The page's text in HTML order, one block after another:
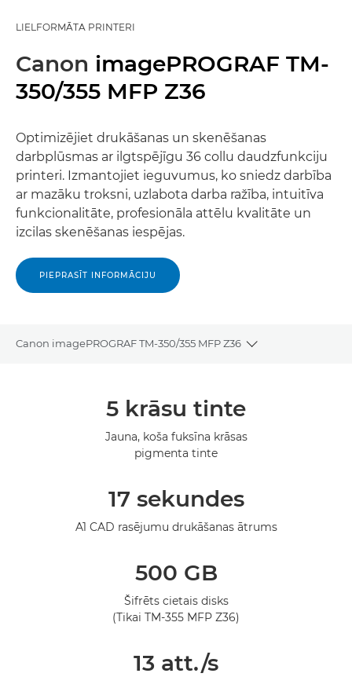
LIELFORMĀTA PRINTERI
Canon imagePROGRAF TM-
350/355 MFP Z36
Optimizējiet drukāšanas un skenēšanas
darbplūsmas ar ilgtspējīgu 36 collu daudzfunkciju
printeri. Izmantojiet ieguvumus, ko sniedz darbība
ar mazāku troksni, uzlabota darba ražība, intuitīva
funkcionalitāte, profesionāla attēlu kvalitāte un
izcilas skenēšanas iespējas.
PIEPRASĪT INFORMĀCIJU
Canon imagePROGRAF TM-350/355 MFP Z36
Toggle
5 krāsu tinte
Jauna, koša fuksīna krāsas
pigmenta tinte
17 sekundes
A1 CAD rasējumu drukāšanas ātrums
500 GB
Šifrēts cietais disks
(Tikai TM-355 MFP Z36)
13 att./s